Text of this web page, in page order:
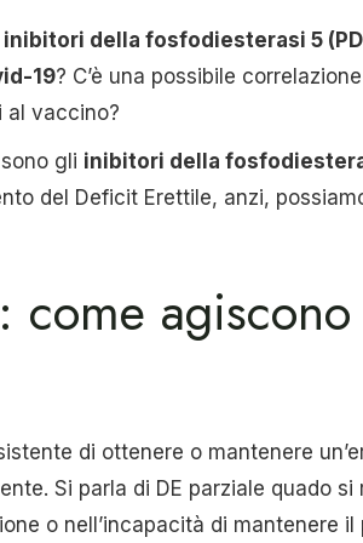
inibitori della fosfodiesterasi 5
19? C’è una possibile
al vaccino?
gli inibitori della
del Deficit Erettile, anzi,
come
di ottenere o mantenere
Si parla di DE parziale quado si
o nell’incapacità di mantenere il